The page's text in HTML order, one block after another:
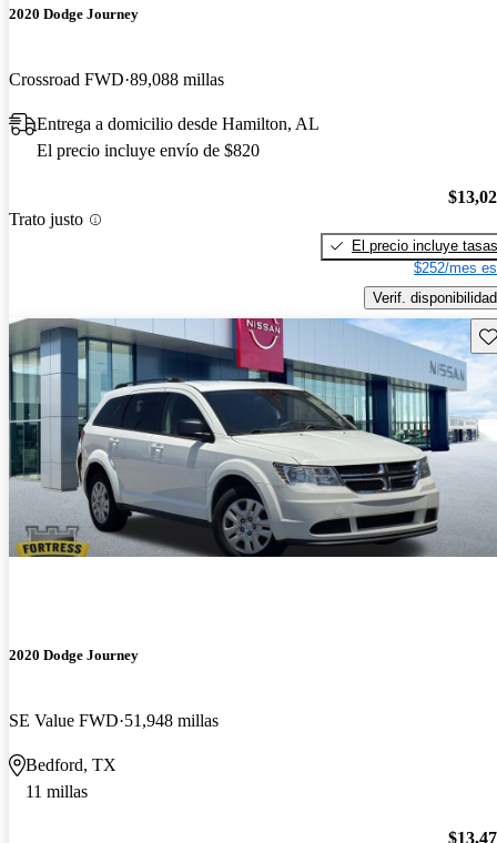
2020 Dodge Journey
Crossroad FWD 89,088 millas
Entrega a domicilio desde Hamilton, AL
El precio incluye envío de $820
Trato justo
El precio incluye tasas
$252/mes
Verif. disponibilidad
2020 Dodge Journey
SE Value FWD 51,948 millas
Bedford, TX
11 millas